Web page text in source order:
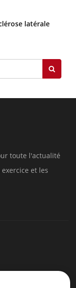
latérale
toute l'actualité
et les